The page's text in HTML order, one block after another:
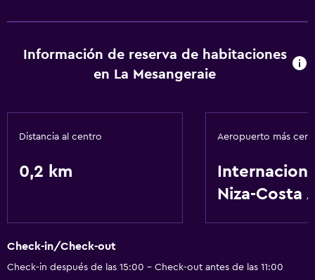
Información de reserva de habitaciones
en La Mesangeraie
Distancia al centro
0,2 km
Aeropuerto más
Niza-Costa
Check-in/Check-out
Check-in después de las 15:00 - Check-out antes de las 11:00